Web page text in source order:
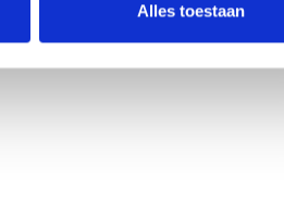
Alles toestaan